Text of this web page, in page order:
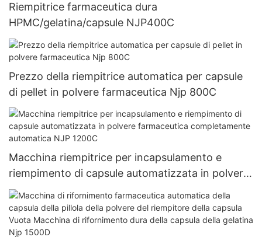
Riempitrice farmaceutica dura
HPMC/gelatina/capsule NJP400C
Prezzo della riempitrice automatica per capsule
di pellet in polvere farmaceutica Njp 800C
Macchina riempitrice per incapsulamento e
riempimento di capsule automatizzata in polvere
farmaceutica completamente automatica NJP
1200C